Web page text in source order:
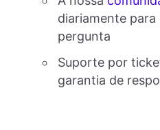
diariamente para
pergunta
Suporte por
garantia de